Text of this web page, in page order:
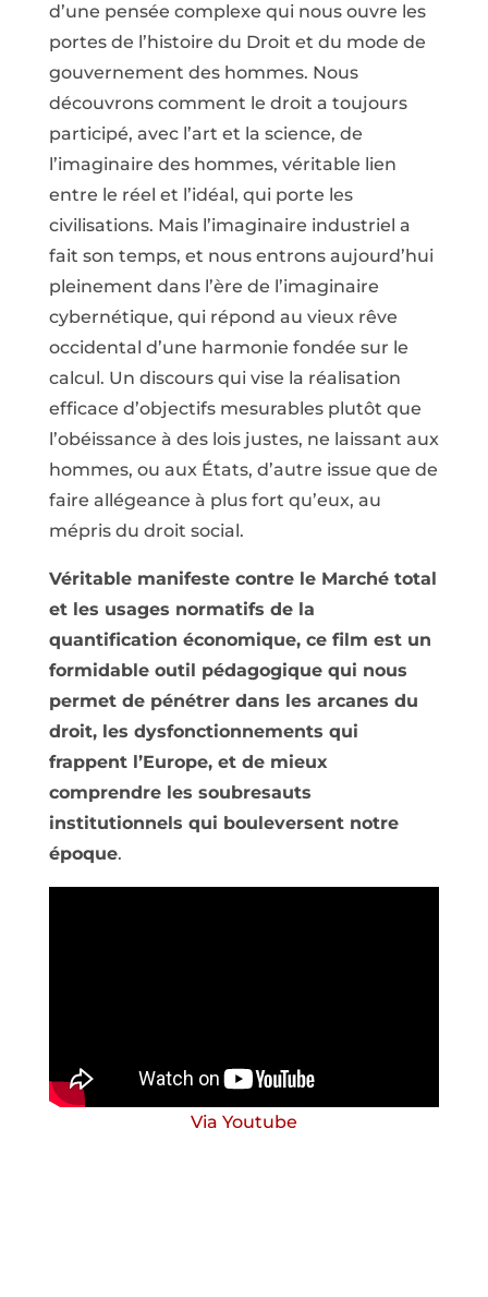
d’une pensée complexe qui nous ouvre les
portes de l’histoire du Droit et du mode de
gouvernement des hommes. Nous
découvrons comment le droit a toujours
participé, avec l’art et la science, de
l’imaginaire des hommes, véritable lien
entre le réel et l’idéal, qui porte les
civilisations. Mais l’imaginaire industriel a
fait son temps, et nous entrons aujourd’hui
pleinement dans l’ère de l’imaginaire
cybernétique, qui répond au vieux rêve
occidental d’une harmonie fondée sur le
calcul. Un discours qui vise la réalisation
efficace d’objectifs mesurables plutôt que
l’obéissance à des lois justes, ne laissant aux
hommes, ou aux États, d’autre issue que de
faire allégeance à plus fort qu’eux, au
mépris du droit social.
Véritable manifeste contre le Marché total
et les usages normatifs de la
quantification économique, ce film est un
formidable outil pédagogique qui nous
permet de pénétrer dans les arcanes du
droit, les dysfonctionnements qui
frappent l’Europe, et de mieux
comprendre les soubresauts
institutionnels qui bouleversent notre
époque.
Via Youtube